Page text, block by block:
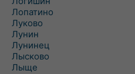
Лопатино
Луково
Лунин
Лунинец
Лысково
Лыще